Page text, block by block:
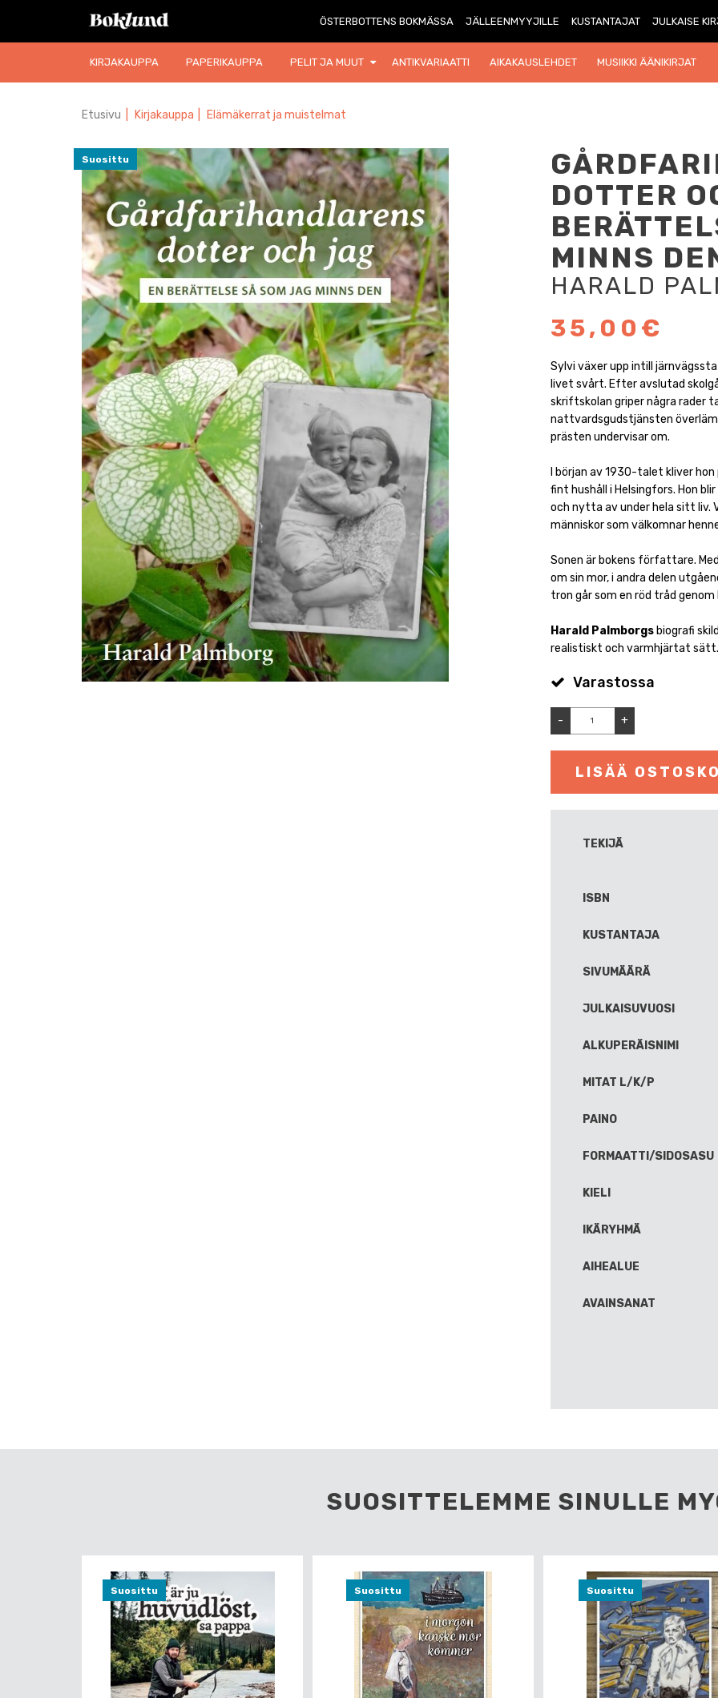
ÖSTERBOTTENS BOKMÄSSA JÄLLEENMYYJILLE KUSTANTAJAT JULKAISE
KIRJAKAUPPA PAPERIKAUPPA PELIT JA MUUT ANTIKVARIAATTI AIKAKAUSLEHDET MUSIIKKI ÄÄNIKIRJAT
Etusivu Kirjakauppa Elämäkerrat ja muistelmat
Suosittu
DOTTER
MINNS
HARALD
35,00€
Sylvi växer upp intill
livet svårt. Efter avslutad
skriftskolan griper några rader
nattvardsgudstjänsten
prästen undervisar om.
I början av 1930-talet kliver
fint hushåll i Helsingfors. Hon
och nytta av under hela sitt liv.
människor som välkomnar
Sonen är bokens författare.
om sin mor, i andra delen
tron går som en röd tråd genom
Harald Palmborgsbiografi
realistiskt och varmhjärtat sätt.
Varastossa
- +
LISÄÄ
TEKIJÄ
ISBN
KUSTANTAJA
SIVUMÄÄRÄ
JULKAISUVUOSI
ALKUPERÄISNIMI
MITAT L/K/P
PAINO
FORMAATTI/SIDOSASU
KIELI
IKÄRYHMÄ
AIHEALUE
AVAINSANAT
SUOSITTELEMME SINULLE
Suosittu Suosittu Suosittu